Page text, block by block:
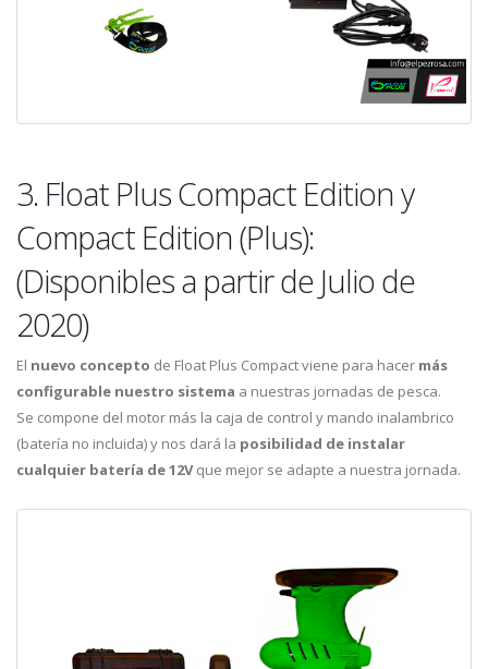
3. Float Plus Compact Edition y
Compact Edition (Plus):
(Disponibles a partir de Julio de
2020)
El nuevo concepto de Float Plus Compact viene para hacer más
configurable nuestro sistema a nuestras jornadas de pesca.
Se compone del motor más la caja de control y mando inalambrico
(batería no incluida) y nos dará la posibilidad de instalar
cualquier batería de 12Vque mejor se adapte a nuestra jornada.